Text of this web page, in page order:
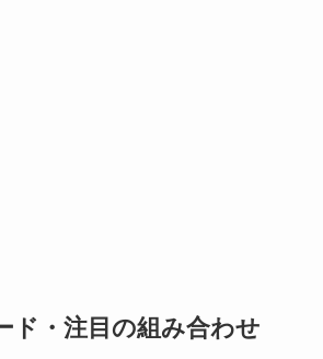
ド・注目の組み合わせ